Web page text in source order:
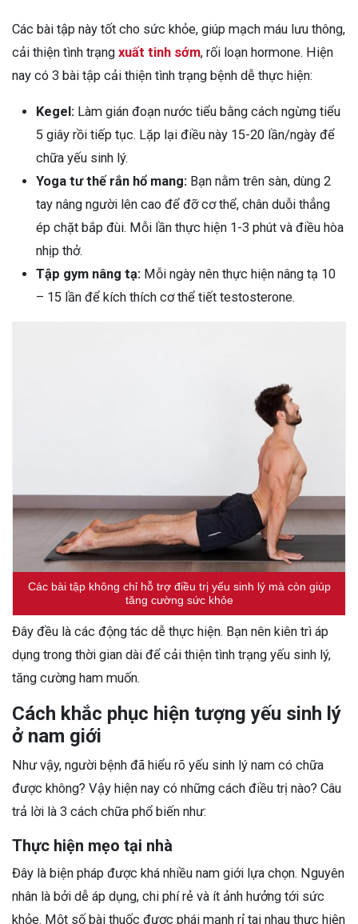
Các bài tập này tốt cho sức khỏe, giúp mạch máu lưu thông,
cải thiện tình trạng xuất tinh sớm, rối loạn hormone. Hiện
nay có 3 bài tập cải thiện tình trạng bệnh dễ thực hiện:
Kegel: Làm gián đoạn nước tiểu bằng cách ngừng tiểu
5 giây rồi tiếp tục. Lặp lại điều này 15-20 lần/ngày để
chữa yếu sinh lý.
Yoga tư thế rắn hổ mang: Bạn nằm trên sàn, dùng 2
tay nâng người lên cao để đỡ cơ thể, chân duỗi thẳng
ép chặt bắp đùi. Mỗi lần thực hiện 1-3 phút và điều hòa
nhịp thở.
Tập gym nâng tạ: Mỗi ngày nên thực hiện nâng tạ 10
– 15 lần để kích thích cơ thể tiết testosterone.
Các bài tập không chỉ hỗ trợ điều trị yếu sinh lý mà còn giúp
tăng cường sức khỏe
Đây đều là các động tác dễ thực hiện. Bạn nên kiên trì áp
dụng trong thời gian dài để cải thiện tình trạng yếu sinh lý,
tăng cường ham muốn.
Cách khắc phục hiện tượng yếu sinh lý
ở nam giới
Như vậy, người bệnh đã hiểu rõ yếu sinh lý nam có chữa
được không? Vậy hiện nay có những cách điều trị nào? Câu
trả lời là 3 cách chữa phổ biến như:
Thực hiện mẹo tại nhà
Đây là biện pháp được khá nhiều nam giới lựa chọn. Nguyên
nhân là bởi dễ áp dụng, chi phí rẻ và ít ảnh hưởng tới sức
khỏe. Một số bài thuốc được phái mạnh rỉ tai nhau thực hiện